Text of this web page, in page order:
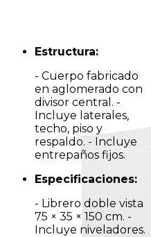
Estructura:
- Cuerpo fabricado
en aglomerado con
divisor central. -
Incluye laterales,
techo, piso y
respaldo. - Incluye
entrepaños fijos.
Especificaciones:
- Librero doble vista
75 × 35 × 150 cm. -
Incluye niveladores.